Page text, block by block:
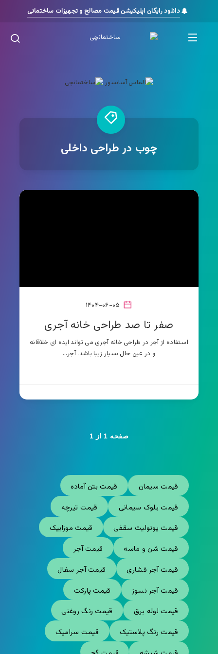
دانلود رایگان اپلیکیشن قیمت مصالح و تجهیزات ساختمانی
چوب در طراحی داخلی
صفر تا صد طراحی خانه آجری
استفاده از آجر در طراحی خانه آجری می تواند ایده ای خلاقانه
و در عین حال بسیار زیبا باشد. آجر…
صفحه 1 از 1
قیمت سیمان
قیمت بتن آماده
قیمت بلوک سیمانی
قیمت تیرچه
قیمت یونولیت سقفی
قیمت موزاییک
قیمت شن و ماسه
قیمت آجر
قیمت آجر فشاری
قیمت آجر سفال
قیمت آجر نسوز
قیمت پارکت
قیمت لوله برق
قیمت رنگ روغنی
قیمت رنگ پلاستیک
قیمت سرامیک